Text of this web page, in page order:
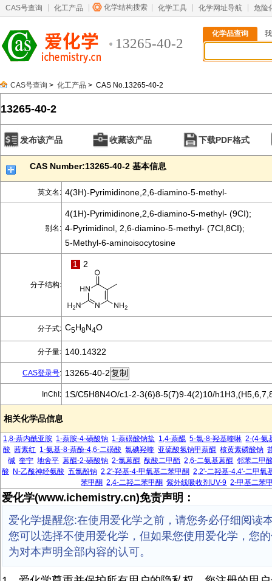
CAS号查询 化工产品 化学结构搜索 化学工具 化学网址导航 危险
13265-40-2
化学品查询
CAS号查询 > 化工产品 > CAS No.13265-40-2
13265-40-2
发布该产品 收藏该产品 下载PDF格式
CAS Number:13265-40-2 基本信息
英文名: 4(3H)-Pyrimidinone,2,6-diamino-5-methyl-
别名:
4(1H)-Pyrimidinone,2,6-diamino-5-methyl- (9CI);
4-Pyrimidinol, 2,6-diamino-5-methyl- (7CI,8CI);
5-Methyl-6-aminoisocytosine
分子结构:
1 2
分子式: C5H8N4O
分子量: 140.14322
CAS登录号: 13265-40-2
InChI: 1S/C5H8N4O/c1-2-3(6)8-5(7)9-4(2)10/
相关化学品信息
1,8-萘内酰亚胺 1-萘胺-4-磺酸钠 1-萘磺酸钠盐 1,4-萘醌 5-氯-8-羟基喹啉 2-(4-氨
酸 茜素红 1-氨基-8-萘酚-4,6-二磺酸 氯碘羟喹 亚硫酸氢钠甲萘醌 核黄素磷酸钠
碱 奎宁 地舍平 蒽醌-2-磺酸钠 2-氯蒽醌 酞酸二甲酯 2,6-二氨基蒽醌 邻苯二甲
酸
N-乙酰神经氨酸 五氯酚钠 2,2'-羟基-4-甲氧基二苯甲酮 2,2'-二羟基-4,4'-二甲氧
苯甲酮 2,4-二羟二苯甲酮 紫外线吸收剂UV-9 2-甲基二苯
爱化学(www.ichemistry.cn)免责声明：
爱化学提醒您:在使用爱化学之前，请您务必仔细阅读
您可以选择不使用爱化学，但如果您使用爱化学，您
为对本声明全部内容的认可。